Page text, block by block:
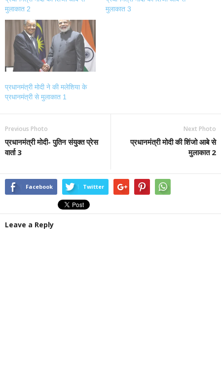
मुलाकात 2
मुलाकात 3
प्रधानमंत्री मोदी ने की मलेशिया के
प्रधानमंत्री से मुलाकात 1
Previous Photo
प्रधानमंत्री मोदी- पुतिन संयुक्त प्रेस
वार्ता 3
Next Photo
प्रधानमंत्री मोदी की शिंजो आबे से
मुलाकात 2
Facebook Twitter
Leave a Reply